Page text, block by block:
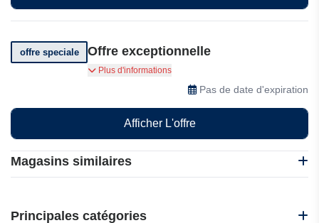
Magasins similaires
IHG
Principales catégories
offre speciale Offre exceptionnelle
Profitez d'offres exceptionnelles chez NH Hotels
Plus d'informations
Pas de date d'expiration
Afficher L'offre